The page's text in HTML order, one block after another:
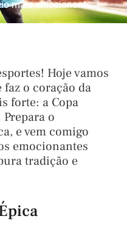
mais emocionante.
Hoje vamos
o coração da
forte: a Copa
o
e vem comigo
emocionantes
tradição e